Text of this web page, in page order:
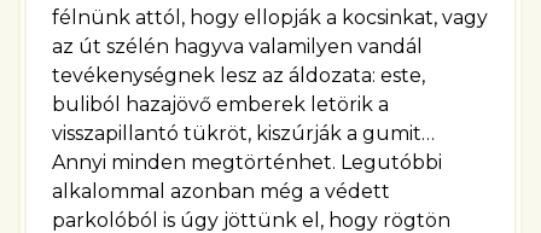
félnünk attól, hogy ellopják a kocsinkat, vagy
az út szélén hagyva valamilyen vandál
tevékenységnek lesz az áldozata: este,
buliból hazajövő emberek letörik a
visszapillantó tükröt, kiszúrják a gumit…
Annyi minden megtörténhet. Legutóbbi
alkalommal azonban még a védett
parkolóból is úgy jöttünk el, hogy rögtön